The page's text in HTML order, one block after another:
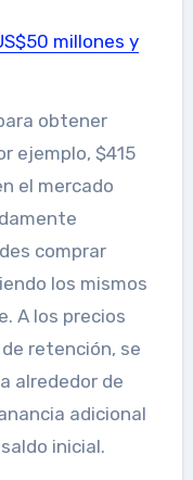
millones y
obtener
ejemplo, $415
el mercado
comprar
los mismos
A los precios
retención, se
alrededor de
adicional
inicial.